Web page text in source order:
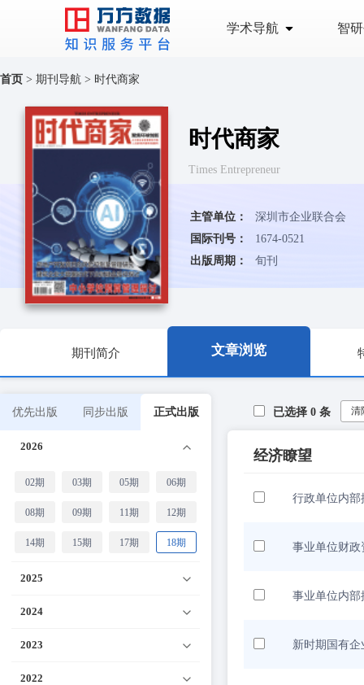
学术导航 智
首页 > 期刊导航 > 时代商家
时代商家
Times Entrepreneur
主管单位：
深圳市企业联合会
国际刊号：
1674-0521
出版周期：
旬刊
期刊简介 文章浏览
优先出版 同步出版 正式出版
2026
02期 03期 05期 06期
08期 09期 11期 12期
14期 15期 17期 18期
2025
2024
2023
2022
已选择 0 条 清
经济瞭望
行政单位内
事业单位财
事业单位内
新时期国有